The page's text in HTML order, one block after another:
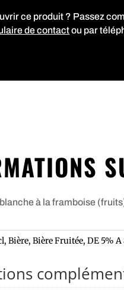
ce produit ? Passez
de contactou par
à la framboise
,Bière,Bière Fruitée,DE 5% A